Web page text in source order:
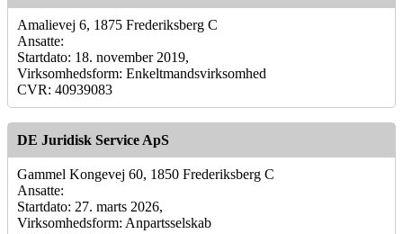
Amalievej 6, 1875 Frederiksberg C
Ansatte:
Startdato: 18. november 2019,
Virksomhedsform: Enkeltmandsvirksomhed
CVR: 40939083
DE Juridisk Service ApS
Gammel Kongevej 60, 1850 Frederiksberg C
Ansatte:
Startdato: 27. marts 2026,
Virksomhedsform: Anpartsselskab